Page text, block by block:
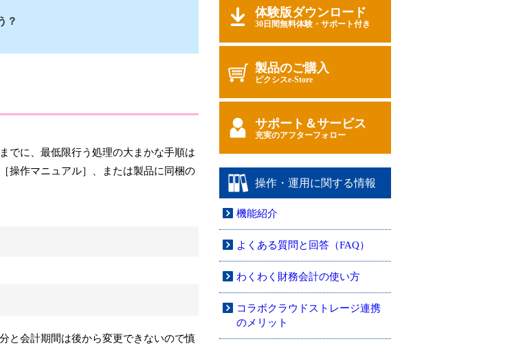
？
でに、最低限行う処理の大まかな手順は
操作マニュアル］、または製品に同梱の
と会計期間は後から変更できないので慎
体験版ダウンロード
30日間無料体験・サポート付き
製品のご購入
ピクシスe-Store
サポート＆サービス
充実のアフターフォロー
操作・運用に関する情報
機能紹介
よくある質問と回答（FAQ）
わくわく財務会計の使い方
コラボクラウドストレージ連携
のメリット